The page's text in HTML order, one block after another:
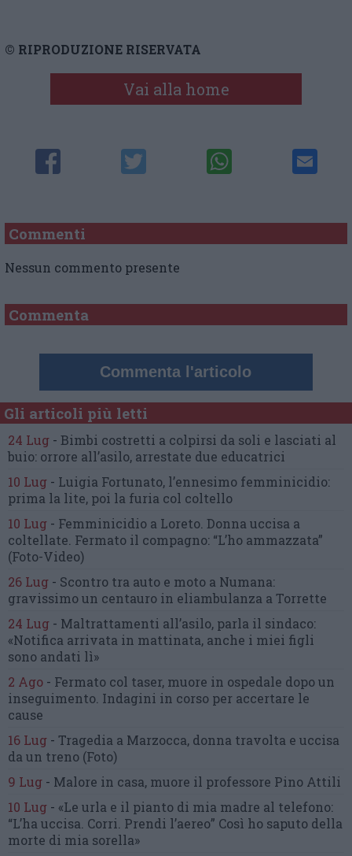
© RIPRODUZIONE RISERVATA
Vai alla home
Commenti
Nessun commento presente
Commenta
Commenta l'articolo
Gli articoli più letti
24 Lug - Bimbi costretti a colpirsi da soli e lasciati al
buio: orrore all’asilo, arrestate due educatrici
10 Lug - Luigia Fortunato, l’ennesimo femminicidio:
prima la lite, poi la furia col coltello
10 Lug - Femminicidio a Loreto. Donna uccisa a
coltellate. Fermato il compagno: “L’ho ammazzata”
(Foto-Video)
26 Lug - Scontro tra auto e moto a Numana:
gravissimo un centauro in eliambulanza a Torrette
24 Lug - Maltrattamenti all’asilo, parla il sindaco:
«Notifica arrivata in mattinata, anche i miei figli
sono andati lì»
2 Ago - Fermato col taser, muore in ospedale dopo un
inseguimento. Indagini in corso per accertare le
cause
16 Lug - Tragedia a Marzocca, donna travolta e uccisa
da un treno (Foto)
9 Lug - Malore in casa, muore il professore Pino Attili
10 Lug - «Le urla e il pianto di mia madre al telefono:
“L’ha uccisa. Corri. Prendi l’aereo” Così ho saputo della
morte di mia sorella»